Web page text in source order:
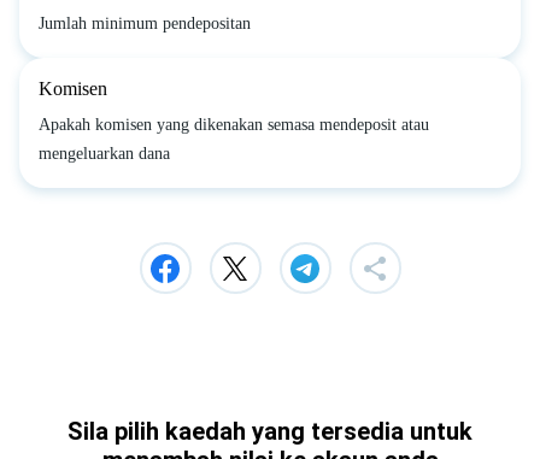
Jumlah minimum pendepositan
Komisen
Apakah komisen yang dikenakan semasa mendeposit atau
mengeluarkan dana
Sila pilih kaedah yang tersedia untuk